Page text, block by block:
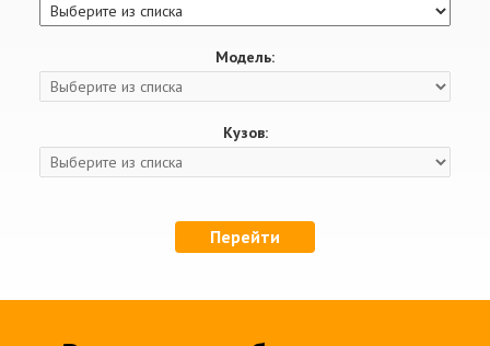
Модель:
Кузов:
Перейти